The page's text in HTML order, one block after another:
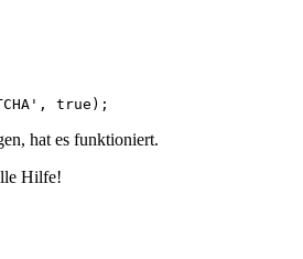
true);
hat es funktioniert.
Hilfe!